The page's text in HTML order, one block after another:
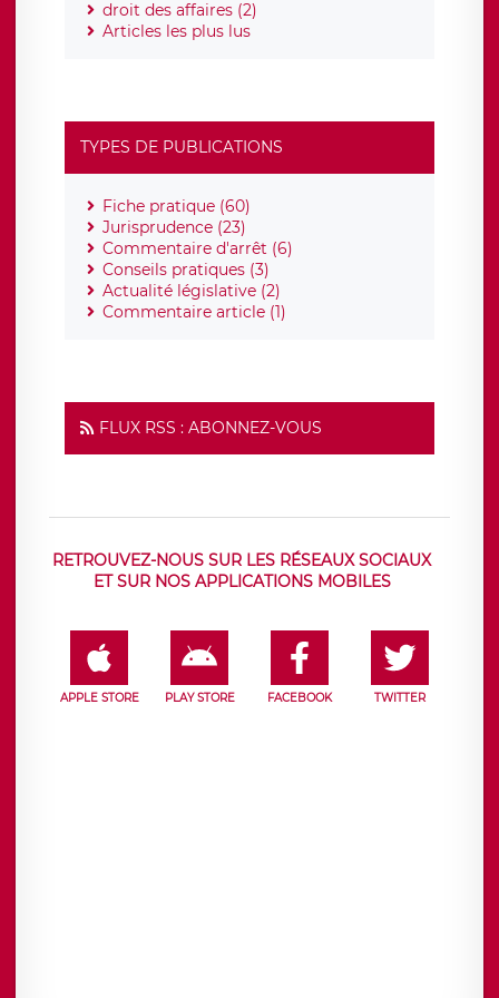
droit des affaires (2)
Articles les plus lus
TYPES DE PUBLICATIONS
Fiche pratique (60)
Jurisprudence (23)
Commentaire d'arrêt (6)
Conseils pratiques (3)
Actualité législative (2)
Commentaire article (1)
FLUX RSS : ABONNEZ-VOUS
RETROUVEZ-NOUS SUR LES RÉSEAUX SOCIAUX
ET SUR NOS APPLICATIONS MOBILES
APPLE STORE PLAY STORE FACEBOOK TWITTER